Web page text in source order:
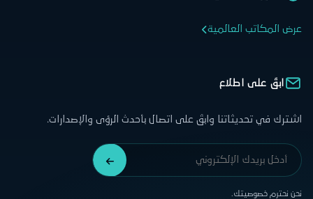
عرض المكاتب العالمية
ابقَ على اطلاع
اشترك في تحديثاتنا وابقَ على اتصال بأحدث الرؤى والإصدارات.
نحن نحترم خصوصيتك.